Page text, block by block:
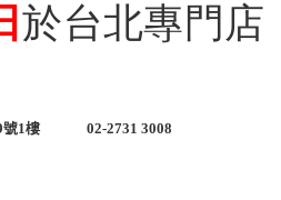
於台北專門店
99號1樓 02-2731 3008